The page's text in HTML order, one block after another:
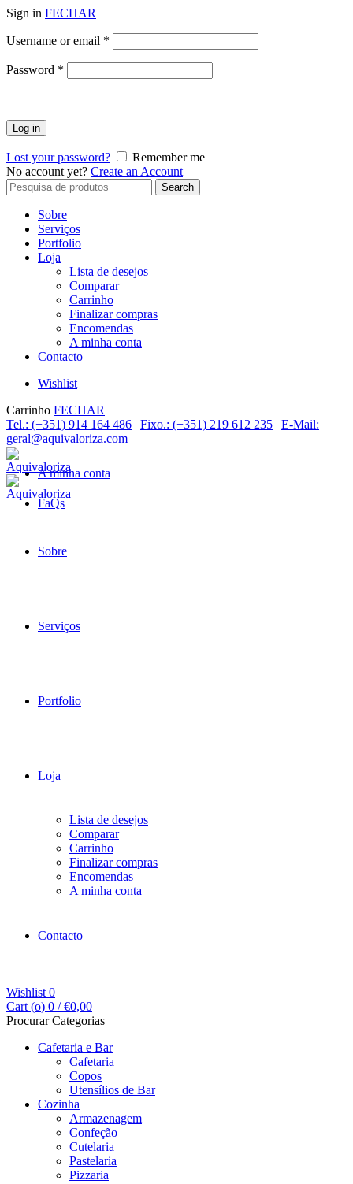
Sign in FECHAR
Username or email *
Password *
Log in
Lost your password?
Remember me
No account yet? Create an Account
Search
for:
Search
Sobre
Serviços
Portfolio
Loja
Lista de desejos
Comparar
Carrinho
Finalizar compras
Encomendas
A minha conta
Contacto
Wishlist
Carrinho FECHAR
Tel.: (+351) 914 164 486 | Fixo.: (+351) 219 612 235 | E-Mail:
geral@aquivaloriza.com
A minha conta
FaQs
Sobre
Serviços
Portfolio
Loja
Lista de desejos
Comparar
Carrinho
Finalizar compras
Encomendas
A minha conta
Contacto
Wishlist 0
Cart (o) 0 / €0,00
Procurar Categorias
Cafetaria e Bar
Cafetaria
Copos
Utensílios de Bar
Cozinha
Armazenagem
Confeção
Cutelaria
Pastelaria
Pizzaria